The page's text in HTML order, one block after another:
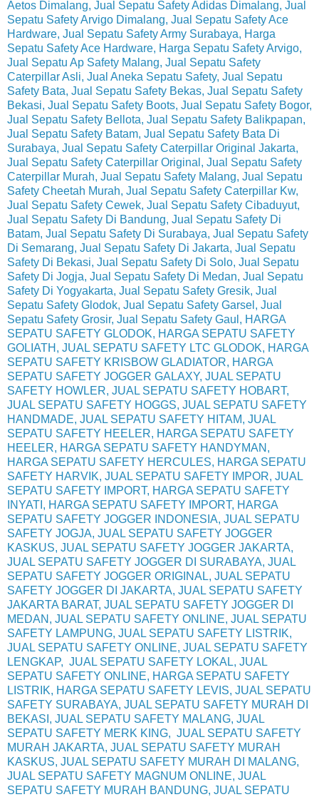
Aetos Dimalang, Jual Sepatu Safety Adidas Dimalang, Jual
Sepatu Safety Arvigo Dimalang, Jual Sepatu Safety Ace
Hardware, Jual Sepatu Safety Army Surabaya, Harga
Sepatu Safety Ace Hardware, Harga Sepatu Safety Arvigo,
Jual Sepatu Ap Safety Malang, Jual Sepatu Safety
Caterpillar Asli, Jual Aneka Sepatu Safety, Jual Sepatu
Safety Bata, Jual Sepatu Safety Bekas, Jual Sepatu Safety
Bekasi, Jual Sepatu Safety Boots, Jual Sepatu Safety Bogor,
Jual Sepatu Safety Bellota, Jual Sepatu Safety Balikpapan,
Jual Sepatu Safety Batam, Jual Sepatu Safety Bata Di
Surabaya, Jual Sepatu Safety Caterpillar Original Jakarta,
Jual Sepatu Safety Caterpillar Original, Jual Sepatu Safety
Caterpillar Murah, Jual Sepatu Safety Malang, Jual Sepatu
Safety Cheetah Murah, Jual Sepatu Safety Caterpillar Kw,
Jual Sepatu Safety Cewek, Jual Sepatu Safety Cibaduyut,
Jual Sepatu Safety Di Bandung, Jual Sepatu Safety Di
Batam, Jual Sepatu Safety Di Surabaya, Jual Sepatu Safety
Di Semarang, Jual Sepatu Safety Di Jakarta, Jual Sepatu
Safety Di Bekasi, Jual Sepatu Safety Di Solo, Jual Sepatu
Safety Di Jogja, Jual Sepatu Safety Di Medan, Jual Sepatu
Safety Di Yogyakarta, Jual Sepatu Safety Gresik, Jual
Sepatu Safety Glodok, Jual Sepatu Safety Garsel, Jual
Sepatu Safety Grosir, Jual Sepatu Safety Gaul, HARGA
SEPATU SAFETY GLODOK, HARGA SEPATU SAFETY
GOLIATH, JUAL SEPATU SAFETY LTC GLODOK, HARGA
SEPATU SAFETY KRISBOW GLADIATOR, HARGA
SEPATU SAFETY JOGGER GALAXY, JUAL SEPATU
SAFETY HOWLER, JUAL SEPATU SAFETY HOBART,
JUAL SEPATU SAFETY HOGGS, JUAL SEPATU SAFETY
HANDMADE, JUAL SEPATU SAFETY HITAM, JUAL
SEPATU SAFETY HEELER, HARGA SEPATU SAFETY
HEELER, HARGA SEPATU SAFETY HANDYMAN,
HARGA SEPATU SAFETY HERCULES, HARGA SEPATU
SAFETY HARVIK, JUAL SEPATU SAFETY IMPOR, JUAL
SEPATU SAFETY IMPORT, HARGA SEPATU SAFETY
INYATI, HARGA SEPATU SAFETY IMPORT, HARGA
SEPATU SAFETY JOGGER INDONESIA, JUAL SEPATU
SAFETY JOGJA, JUAL SEPATU SAFETY JOGGER
KASKUS, JUAL SEPATU SAFETY JOGGER JAKARTA,
JUAL SEPATU SAFETY JOGGER DI SURABAYA, JUAL
SEPATU SAFETY JOGGER ORIGINAL, JUAL SEPATU
SAFETY JOGGER DI JAKARTA, JUAL SEPATU SAFETY
JAKARTA BARAT, JUAL SEPATU SAFETY JOGGER DI
MEDAN, JUAL SEPATU SAFETY ONLINE, JUAL SEPATU
SAFETY LAMPUNG, JUAL SEPATU SAFETY LISTRIK,
JUAL SEPATU SAFETY ONLINE, JUAL SEPATU SAFETY
LENGKAP, JUAL SEPATU SAFETY LOKAL, JUAL
SEPATU SAFETY ONLINE, HARGA SEPATU SAFETY
LISTRIK, HARGA SEPATU SAFETY LEVIS, JUAL SEPATU
SAFETY SURABAYA, JUAL SEPATU SAFETY MURAH DI
BEKASI, JUAL SEPATU SAFETY MALANG, JUAL
SEPATU SAFETY MERK KING, JUAL SEPATU SAFETY
MURAH JAKARTA, JUAL SEPATU SAFETY MURAH
KASKUS, JUAL SEPATU SAFETY MURAH DI MALANG,
JUAL SEPATU SAFETY MAGNUM ONLINE, JUAL
SEPATU SAFETY MURAH BANDUNG, JUAL SEPATU